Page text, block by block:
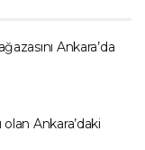
Ankara’da
Ankara’daki